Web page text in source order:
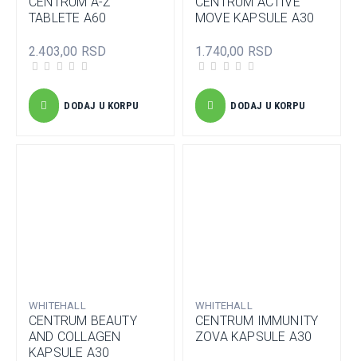
TABLETE A60
2.403,00 RSD
DODAJ U KORPU
MOVE KAPSULE A30
1.740,00 RSD
DODAJ U KORPU
WHITEHALL
CENTRUM BEAUTY
AND COLLAGEN
KAPSULE A30
WHITEHALL
CENTRUM IMMUNITY
ZOVA KAPSULE A30